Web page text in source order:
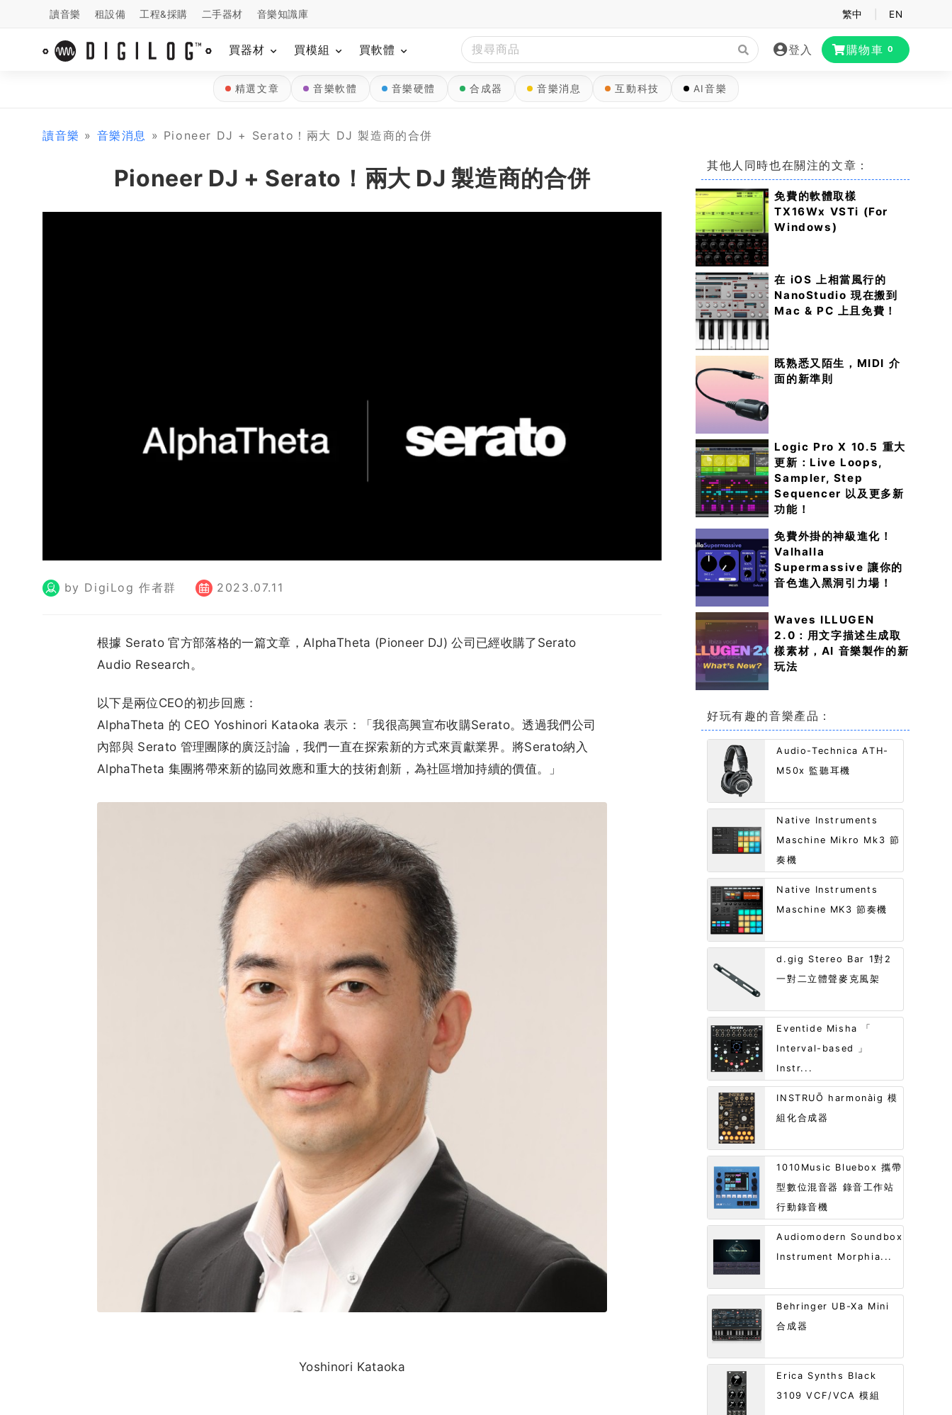
讀音樂 租設備 工程&採購 二手器材 音樂知識庫 繁中 EN
買器材 買模組 買軟體 登入 購物車 0
精選文章 音樂軟體 音樂硬體 合成器 音樂消息 互動科技 AI音樂
讀音樂 » 音樂消息 » Pioneer DJ + Serato！兩大 DJ 製造商的合併
Pioneer DJ + Serato！兩大 DJ 製造商的合併
by DigiLog 作者群 2023.07.11
根據 Serato 官方部落格的一篇文章，AlphaTheta (Pioneer DJ) 公司已經收購了Serato
Audio Research。
以下是兩位CEO的初步回應：
AlphaTheta 的 CEO Yoshinori Kataoka 表示：「我很高興宣布收購Serato。透過我們公司
內部與 Serato 管理團隊的廣泛討論，我們一直在探索新的方式來貢獻業界。將Serato納入
AlphaTheta 集團將帶來新的協同效應和重大的技術創新，為社區增加持續的價值。」
Yoshinori Kataoka
其他人同時也在關注的文章：
免費的軟體取樣
TX16Wx VSTi (For
Windows)
在 iOS 上相當風行的
NanoStudio 現在搬到
Mac & PC 上且免費！
既熟悉又陌生，MIDI 介
面的新準則
Logic Pro X 10.5 重大
更新：Live Loops,
Sampler, Step
Sequencer 以及更多新
功能！
免費外掛的神級進化！
Valhalla
Supermassive 讓你的
音色進入黑洞引力場！
Waves ILLUGEN
2.0：用文字描述生成取
樣素材，AI 音樂製作的新
玩法
好玩有趣的音樂產品：
Audio-Technica ATH-
M50x 監聽耳機
Native Instruments
Maschine Mikro Mk3 節
奏機
Native Instruments
Maschine MK3 節奏機
d.gig Stereo Bar 1對2
一對二立體聲麥克風架
Eventide Misha 「
Interval-based 」
Instr...
INSTRUŌ harmonàig 模
組化合成器
1010Music Bluebox 攜帶
型數位混音器 錄音工作站
行動錄音機
Audiomodern Soundbox
Instrument Morphia...
Behringer UB-Xa Mini
合成器
Erica Synths Black
3109 VCF/VCA 模組